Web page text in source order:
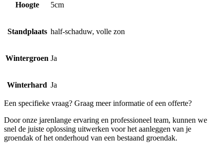
Hoogte 5cm
Standplaats half-schaduw, volle zon
Wintergroen Ja
Winterhard Ja
Een specifieke vraag? Graag meer informatie of een offerte?
Door onze jarenlange ervaring en professioneel team, kunnen we
snel de juiste oplossing uitwerken voor het aanleggen van je
groendak of het onderhoud van een bestaand groendak.